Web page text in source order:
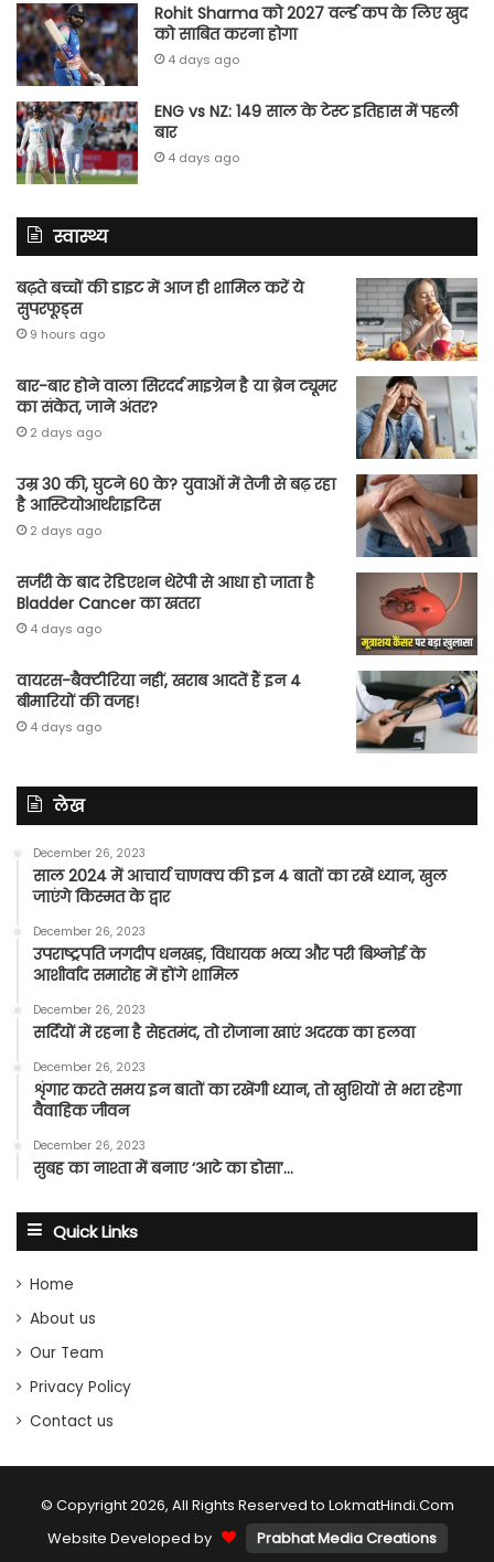
Rohit Sharma को 2027 वर्ल्‍ड कप के लिए खुद
को साबित करना होगा
4 days ago
ENG vs NZ: 149 साल के टेस्‍ट इतिहास में पहली
बार
4 days ago
स्वास्थ्य
बढ़ते बच्चों की डाइट में आज ही शामिल करें ये
सुपरफूड्स
9 hours ago
बार-बार होने वाला सिरदर्द माइग्रेन है या ब्रेन ट्यूमर
का संकेत, जाने अंतर?
2 days ago
उम्र 30 की, घुटने 60 के? युवाओं में तेजी से बढ़ रहा
है आस्टियोआर्थराइटिस
2 days ago
सर्जरी के बाद रेडिएशन थेरेपी से आधा हो जाता है
Bladder Cancer का खतरा
4 days ago
वायरस-बैक्टीरिया नहीं, खराब आदतें हैं इन 4
बीमारियों की वजह!
4 days ago
लेख
December 26, 2023
साल 2024 में आचार्य चाणक्य की इन 4 बातों का रखें ध्यान, खुल
जाएंगे किस्मत के द्वार
December 26, 2023
उपराष्ट्रपति जगदीप धनखड़, विधायक भव्य और परी बिश्नोई के
आशीर्वाद समारोह में होंगे शामिल
December 26, 2023
सर्दियों में रहना है सेहतमंद, तो रोजाना खाएं अदरक का हलवा
December 26, 2023
शृंगार करते समय इन बातों का रखेंगी ध्यान, तो खुशियों से भरा रहेगा
वैवाहिक जीवन
December 26, 2023
सुबह का नाश्ता में बनाए ‘आटे का डोसा’…
Quick Links
Home
About us
Our Team
Privacy Policy
Contact us
© Copyright 2026, All Rights Reserved to LokmatHindi.Com
Website Developed by
Prabhat Media Creations